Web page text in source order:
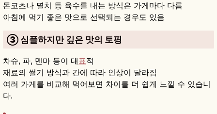
돈코츠나 멸치 등 육수를 내는 방식은 가게마다 다름
아침에 먹기 좋은 맛으로 선택되는 경우도 있음
③ 심플하지만 깊은 맛의 토핑
차슈, 파, 멘마 등이 대표적
재료의 썰기 방식과 간에 따라 인상이 달라짐
여러 가게를 비교해 먹어보면 차이를 더 쉽게 느낄 수 있습니
다.